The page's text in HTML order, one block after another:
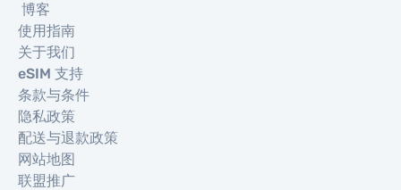
博客
使用指南
关于我们
eSIM 支持
条款与条件
隐私政策
配送与退款政策
网站地图
联盟推广